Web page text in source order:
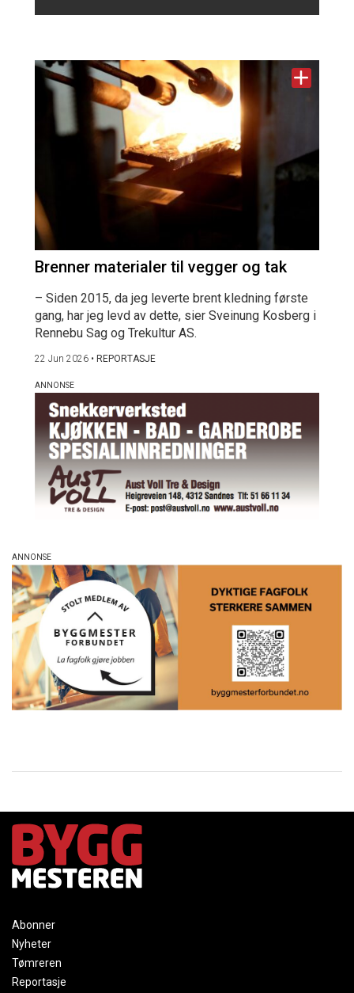
Brenner materialer til vegger og tak
– Siden 2015, da jeg leverte brent kledning første
gang, har jeg levd av dette, sier Sveinung Kosberg i
Rennebu Sag og Trekultur AS.
22 Jun 2026 • REPORTASJE
Abonner
Nyheter
Tømreren
Reportasje